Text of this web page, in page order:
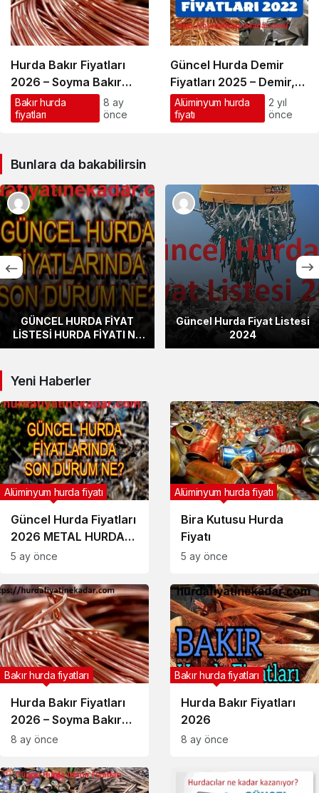
Hurda Bakır Fiyatları
2026 – Soyma Bakır
Fiyatları Güncel Fiyatlar
Bakır hurda
fiyatları
8 ay
önce
Güncel Hurda Demir
Fiyatları 2025 – Demir,
bakır, alüminyum ve
krom hurda fiyatı ne
Alüminyum hurda
fiyatı
2 yıl
önce
Bunlara da bakabilirsin
GÜNCEL HURDA FİYAT
LİSTESİ HURDA FİYATI NE
KADAR
Güncel Hurda Fiyat Listesi
2024
Yeni Haberler
Güncel Hurda Fiyatları
2026 METAL HURDA
FİYAT LİSTESİ
Alüminyum hurda fiyatı
5 ay önce
Bira Kutusu Hurda
Fiyatı
Alüminyum hurda fiyatı
5 ay önce
Hurda Bakır Fiyatları
2026 – Soyma Bakır
Fiyatları Güncel
Bakır hurda fiyatları
8 ay önce
Hurda Bakır Fiyatları
2026
Bakır hurda fiyatları
8 ay önce